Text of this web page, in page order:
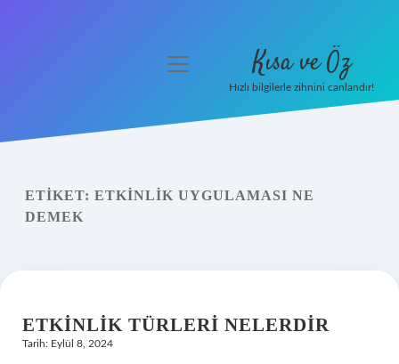
Yasal Uyarı
menüyü
Kısa ve Öz
Hızlı bilgilerle zihnini canlandır!
ETIKET: ETKINLIK UYGULAMASI NE
DEMEK
ETKINLIK TÜRLERI NELERDIR
Tarih: Eylül 8, 2024